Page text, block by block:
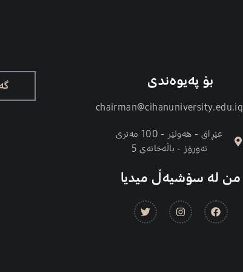
بۆ پەیوەندی
chairman@cihanuniversity.edu.iq
عێڕاق - هەولێر - 100 مەتری
نەورۆز - باڵەخانەی 5
من لە سۆشیەڵ میدیا